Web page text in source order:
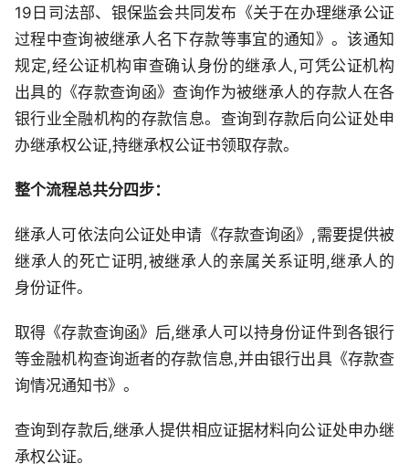
19日司法部、银保监会共同发布《关于在办理继承公证
过程中查询被继承人名下存款等事宜的通知》。该通知
规定,经公证机构审查确认身份的继承人,可凭公证机构
出具的《存款查询函》查询作为被继承人的存款人在各
银行业全融机构的存款信息。查询到存款后向公证处申
办继承权公证,持继承权公证书领取存款。
整个流程总共分四步：
继承人可依法向公证处申请《存款查询函》,需要提供被
继承人的死亡证明,被继承人的亲属关系证明,继承人的
身份证件。
取得《存款查询函》后,继承人可以持身份证件到各银行
等金融机构查询逝者的存款信息,并由银行出具《存款查
询情况通知书》。
查询到存款后,继承人提供相应证据材料向公证处申办继
承权公证。